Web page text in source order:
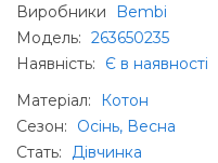
Виробники
Bembi
Модель: 263650235
Наявність:
Є в наявності
Матеріал:
Котон
Сезон:
Осінь, Весна
Стать: Дівчинка